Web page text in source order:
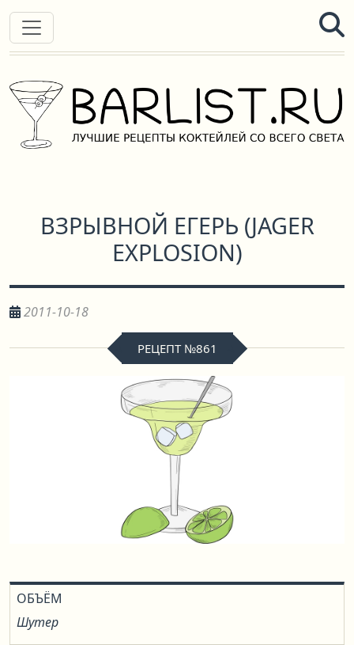
ВЗРЫВНОЙ ЕГЕРЬ (JAGER
EXPLOSION)
2011-10-18
РЕЦЕПТ №861
ОБЪЁМ
Шутер